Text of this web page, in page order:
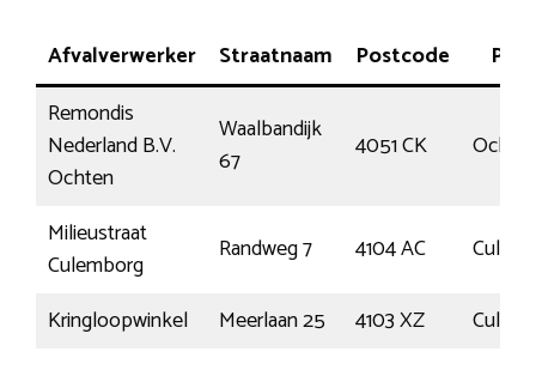
Afvalverwerker Straatnaam Postcode
Remondis
Nederland B.V.
Ochten
Waalbandijk
67
4051 CK
Milieustraat
Culemborg
Randweg 7 4104 AC
Kringloopwinkel
Meerlaan 25 4103 XZ